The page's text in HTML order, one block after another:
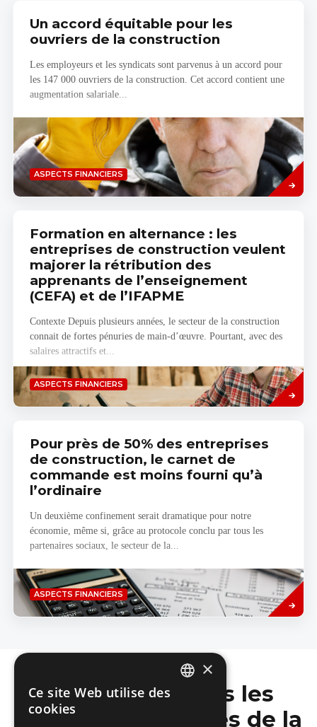
Un accord équitable pour les
ouvriers de la construction
Les employeurs et les syndicats sont parvenus à un accord pour
les 147 000 ouvriers de la construction. Cet accord contient une
augmentation salariale...
ASPECTS FINANCIERS
Savoir
plus
Formation en alternance : les
entreprises de construction veulent
majorer la rétribution des
apprenants de l’enseignement
(CEFA) et de l’IFAPME
Contexte Depuis plusieurs années, le secteur de la construction
connait de fortes pénuries de main-d’œuvre. Pourtant, avec des
salaires attractifs et...
ASPECTS FINANCIERS
Savoir
plus
Pour près de 50% des entreprises
de construction, le carnet de
commande est moins fourni qu’à
l’ordinaire
Un deuxième confinement serait dramatique pour notre
économie, même si, grâce au protocole conclu par tous les
partenaires sociaux, le secteur de la...
ASPECTS FINANCIERS
Savoir
plus
Ne manquez pas les
dernières nouvelles de la
×
Ce site Web utilise des
cookies